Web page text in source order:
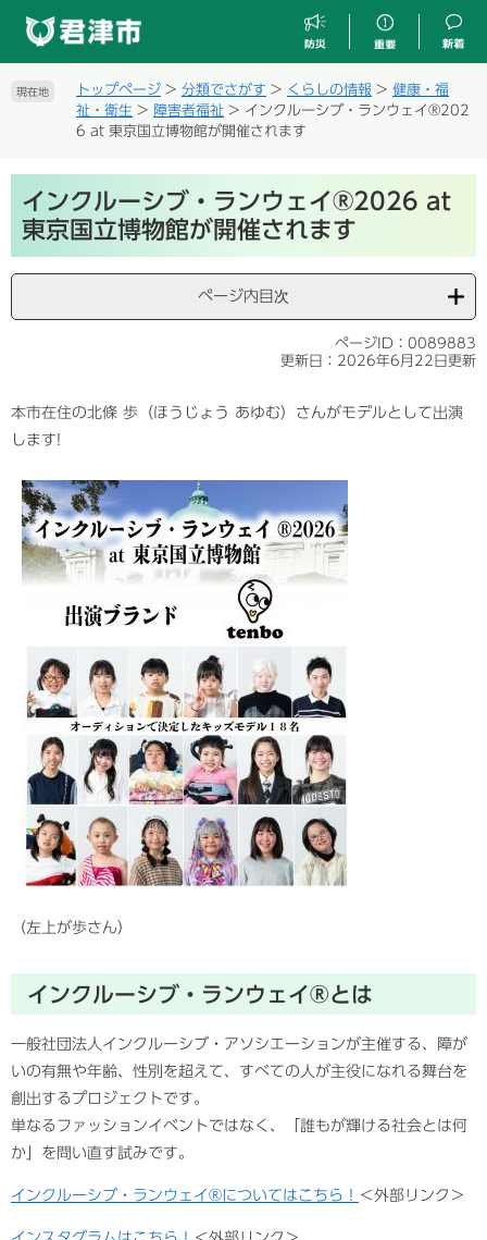
す
し
現在地 トップページ > 分類でさがす > くらしの情報 > 健康・福
祉・衛生 > 障害者福祉 > インクルーシブ・ランウェイ®202
6 at 東京国立博物館が開催されます
文インクルーシブ・ランウェイ®2026 at
東京国立博物館が開催されます
ページ内目次
ページID：0089883
更新日：2026年6月22日更新
本市在住の北條 歩（ほうじょう あゆむ）さんがモデルとして出演
します!
（左上が歩さん）
インクルーシブ・ランウェイ®とは
一般社団法人インクルーシブ・アソシエーションが主催する、障が
いの有無や年齢、性別を超えて、すべての人が主役になれる舞台を
創出するプロジェクトです。
単なるファッションイベントではなく、「誰もが輝ける社会とは何
か」を問い直す試みです。
インクルーシブ・ランウェイ®についてはこちら！ ＜外部リンク＞